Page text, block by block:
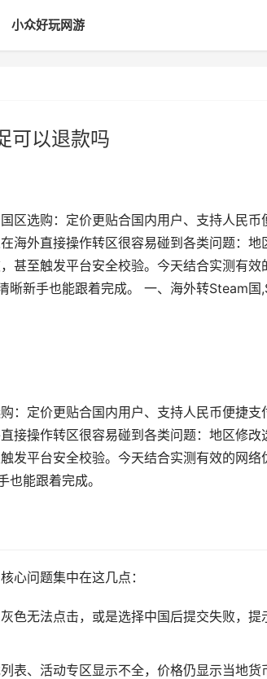
小众好玩网游
可以退款吗
选购：定价更贴合国内用户、支持人民币
海外直接操作转区很容易碰到各类问题：地
甚至触发平台安全校验。今天结合实测有效
晰新手也能跟着完成。 一、海外转Steam国
：定价更贴合国内用户、支持人民币便捷支
接操作转区很容易碰到各类问题：地区修改
发平台安全校验。今天结合实测有效的网络
能跟着完成。
心问题集中在这几点：
色无法点击，或是选择中国后提交失败，提
表、活动专区显示不全，价格仍显示当地货